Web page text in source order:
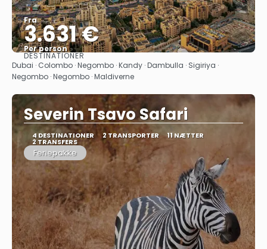
Fra
3.631 €
Per person
Se
DESTINATIONER
Dubai · Colombo · Negombo · Kandy · Dambulla · Sigiriya ·
Negombo · Negombo · Maldiverne
Severin Tsavo Safari
4 DESTINATIONER 2 TRANSPORTER 11 NÆTTER
2 TRANSFERS
Feriepakke